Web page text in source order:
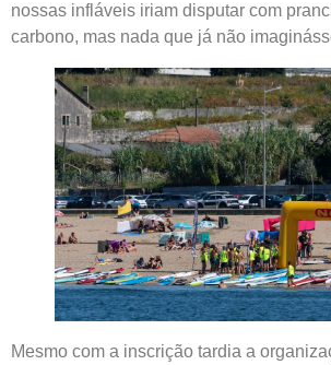
nossas infláveis iriam disputar com
carbono, mas nada que já não
Mesmo com a inscrição tardia a